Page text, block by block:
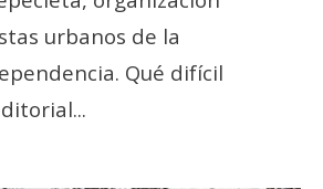
urbanos de la
Qué difícil
...